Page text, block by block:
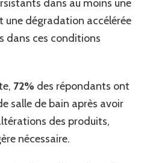
dans au moins une
une dégradation accélérée
dans ces conditions
72% des répondants ont
salle de bain après avoir
des produits,
nécessaire.